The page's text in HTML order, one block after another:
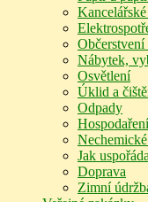
Občerstvení
Nábytek,
Osvětlení
Úklid a
Odpady
Jak
Doprava
Zimní